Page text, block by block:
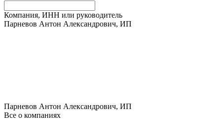
Компания, ИНН или руководитель
Парневов Антон Александрович, ИП
Парневов Антон Александрович, ИП
Все о компаниях